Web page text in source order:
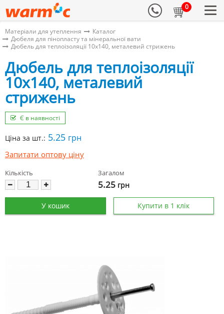
0
Матеріали для утеплення
Каталог
Дюбеля для пінопласту та мінеральної вати
Дюбель для теплоізоляції 10х140, металевий стрижень
Дюбель для теплоізоляції
10х140, металевий
стрижень
Є в наявності
Ціна за шт.: 5.25 грн
Запитати оптову ціну
Кількість Загалом
5.25 грн
У кошик Купити в 1 клік